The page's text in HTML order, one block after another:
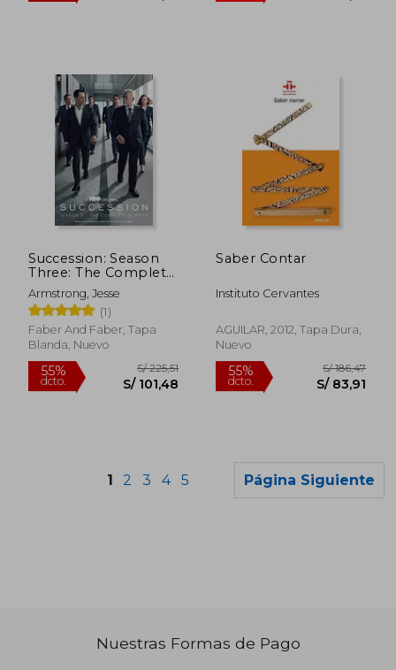
55% S/ 244,58 55%
Succession: Season
Three: The Complete
Scripts (en Inglés)
Armstrong, Jesse
(1)
Faber And Faber, Tapa
Blanda, Nuevo
Saber Contar
Instituto Cervantes
AGUILAR, 2012, Tapa Dura,
Nuevo
1 2 3 4 5 Página Siguiente
Nuestras Formas de Pago